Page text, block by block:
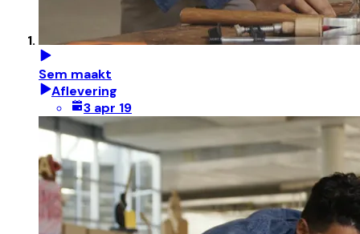
Sem maakt
Aflevering
3 apr 19